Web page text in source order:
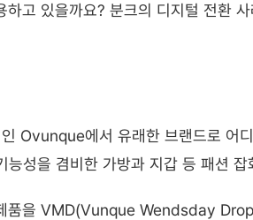
고 있을까요? 분크의 디지털 전환
Ovunque에서 유래한 브랜드로 어
성을 겸비한 가방과 지갑 등 패션
품을 VMD(Vunque Wendsday